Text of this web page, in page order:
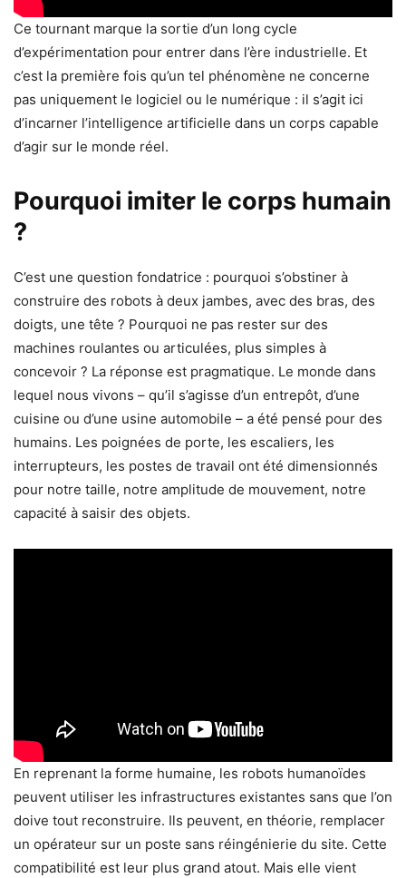
Ce tournant marque la sortie d’un long cycle
d’expérimentation pour entrer dans l’ère industrielle. Et
c’est la première fois qu’un tel phénomène ne concerne
pas uniquement le logiciel ou le numérique : il s’agit ici
d’incarner l’intelligence artificielle dans un corps capable
d’agir sur le monde réel.
Pourquoi imiter le corps humain
?
C’est une question fondatrice : pourquoi s’obstiner à
construire des robots à deux jambes, avec des bras, des
doigts, une tête ? Pourquoi ne pas rester sur des
machines roulantes ou articulées, plus simples à
concevoir ? La réponse est pragmatique. Le monde dans
lequel nous vivons – qu’il s’agisse d’un entrepôt, d’une
cuisine ou d’une usine automobile – a été pensé pour des
humains. Les poignées de porte, les escaliers, les
interrupteurs, les postes de travail ont été dimensionnés
pour notre taille, notre amplitude de mouvement, notre
capacité à saisir des objets.
En reprenant la forme humaine, les robots humanoïdes
peuvent utiliser les infrastructures existantes sans que l’on
doive tout reconstruire. Ils peuvent, en théorie, remplacer
un opérateur sur un poste sans réingénierie du site. Cette
compatibilité est leur plus grand atout. Mais elle vient